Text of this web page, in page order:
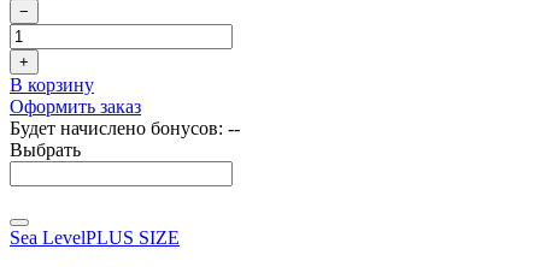
−
+
В корзину
Оформить заказ
Будет начислено бонусов: --
Выбрать
Sea LevelPLUS SIZE